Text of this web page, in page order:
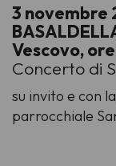
3 novembre
Vescovo,
Concerto di
su invito e con
parrocchiale